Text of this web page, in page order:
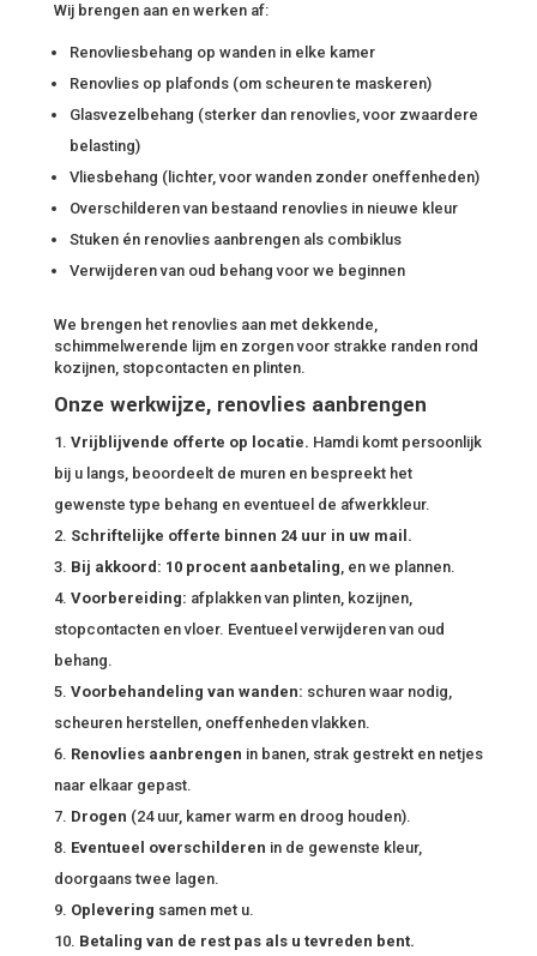
Wij brengen aan en werken af:
Renovliesbehang op wanden in elke kamer
Renovlies op plafonds (om scheuren te maskeren)
Glasvezelbehang (sterker dan renovlies, voor zwaardere
belasting)
Vliesbehang (lichter, voor wanden zonder oneffenheden)
Overschilderen van bestaand renovlies in nieuwe kleur
Stuken én renovlies aanbrengen als combiklus
Verwijderen van oud behang voor we beginnen
We brengen het renovlies aan met dekkende,
schimmelwerende lijm en zorgen voor strakke randen rond
kozijnen, stopcontacten en plinten.
Onze werkwijze, renovlies aanbrengen
Vrijblijvende offerte op locatie. Hamdi komt persoonlijk
bij u langs, beoordeelt de muren en bespreekt het
gewenste type behang en eventueel de afwerkkleur.
Schriftelijke offerte binnen 24 uur in uw mail.
Bij akkoord: 10 procent aanbetaling, en we plannen.
Voorbereiding: afplakken van plinten, kozijnen,
stopcontacten en vloer. Eventueel verwijderen van oud
behang.
Voorbehandeling van wanden: schuren waar nodig,
scheuren herstellen, oneffenheden vlakken.
Renovlies aanbrengen in banen, strak gestrekt en netjes
naar elkaar gepast.
Drogen (24 uur, kamer warm en droog houden).
Eventueel overschilderen in de gewenste kleur,
doorgaans twee lagen.
Oplevering samen met u.
Betaling van de rest pas als u tevreden bent.